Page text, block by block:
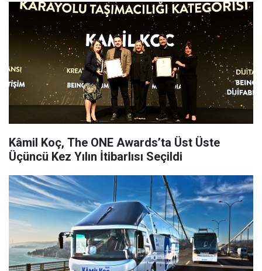
Kâmil Koç, The ONE Awards’ta Üst Üste
Üçüncü Kez Yılın İtibarlısı Seçildi